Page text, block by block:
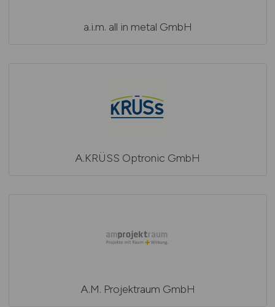
a.i.m. all in metal GmbH
A.KRÜSS Optronic GmbH
A.M. Projektraum GmbH